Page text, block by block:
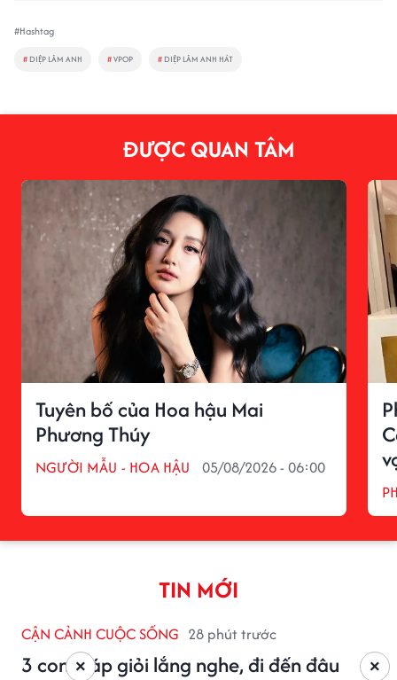
#Hashtag
# DIỆP LÂM ANH #VPOP # DIỆP LÂM ANH HÁT
ĐƯỢC QUAN TÂM
Tuyên bố của Hoa hậu Mai
Phương Thúy
NGƯỜI MẪU - HOA HẬU 05/08/2026 - 06:00
TIN MỚI
CẬN CẢNH CUỘC SỐNG 28 phút trước
3 con giáp giỏi lắng nghe, đi đến đâu
×
×